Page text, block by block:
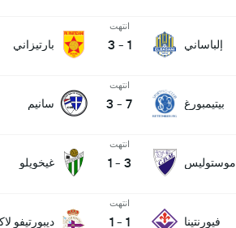
إلباساني
انتهت
1
-
3 بارتيزاني
بيتيمبورغ
انتهت
7
-
3 سانيم
موستوليس
انتهت
3
-
1 غيخويلو
فيورنتينا
انتهت
1
-
1 ديبورتيفو